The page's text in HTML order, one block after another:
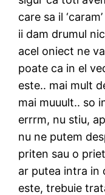
care sa il
ii dam drumul
acel oniect ne va
poate ca in el
este.. mai mult
mai muuult.. so
errrm, nu stiu,
nu ne putem
priten sau o
ar putea intra in
este, trebuie